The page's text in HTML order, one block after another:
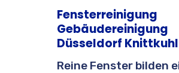
Fensterreinigung
Gebäudereinigung
Düsseldorf Knittkuhl
Reine Fenster bilden